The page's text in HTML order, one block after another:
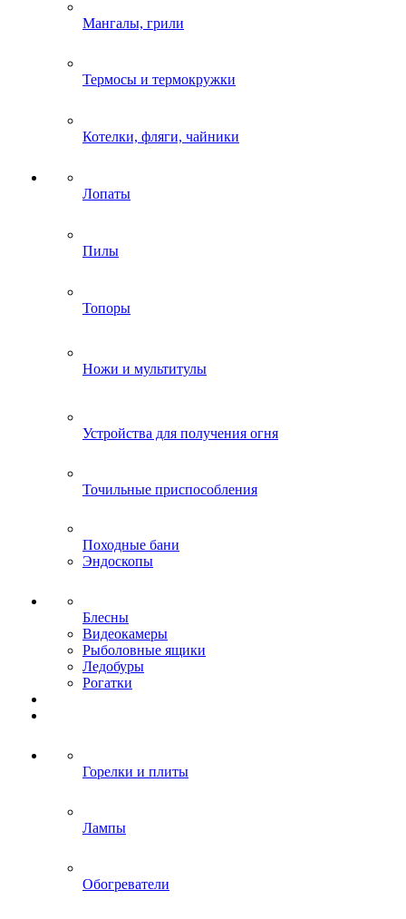
Мангалы, грили
Термосы и термокружки
Котелки, фляги, чайники
Лопаты
Пилы
Топоры
Ножи и мультитулы
Устройства для получения огня
Точильные приспособления
Походные бани
Эндоскопы
Блесны
Видеокамеры
Рыболовные ящики
Ледобуры
Рогатки
Горелки и плиты
Лампы
Обогреватели